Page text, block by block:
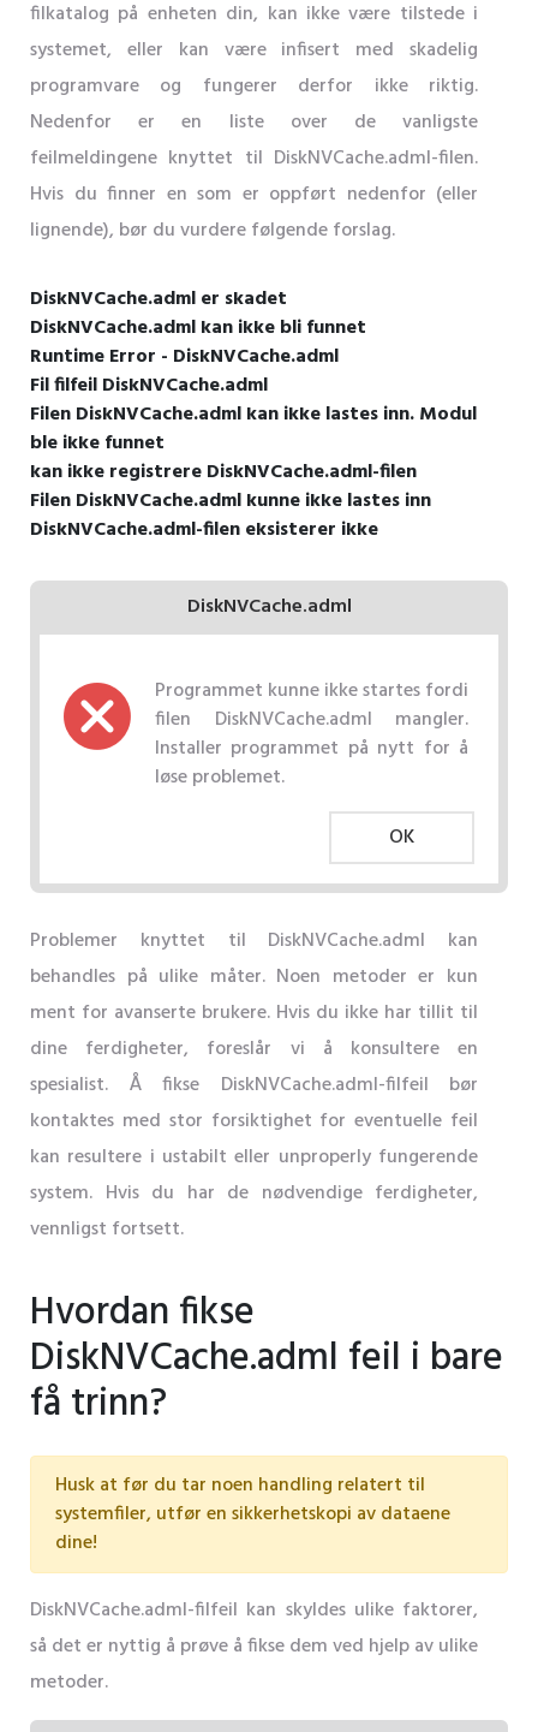
filkatalog på enheten din, kan ikke være tilstede i
systemet, eller kan være infisert med skadelig
programvare og fungerer derfor ikke riktig.
Nedenfor er en liste over de vanligste
feilmeldingene knyttet til DiskNVCache.adml-filen.
Hvis du finner en som er oppført nedenfor (eller
lignende), bør du vurdere følgende forslag.
DiskNVCache.adml er skadet
DiskNVCache.adml kan ikke bli funnet
Runtime Error - DiskNVCache.adml
Fil filfeil DiskNVCache.adml
Filen DiskNVCache.adml kan ikke lastes inn. Modul
ble ikke funnet
kan ikke registrere DiskNVCache.adml-filen
Filen DiskNVCache.adml kunne ikke lastes inn
DiskNVCache.adml-filen eksisterer ikke
DiskNVCache.adml
Programmet kunne ikke startes fordi
filen DiskNVCache.adml mangler.
Installer programmet på nytt for å
løse problemet.
OK
Problemer knyttet til DiskNVCache.adml kan
behandles på ulike måter. Noen metoder er kun
ment for avanserte brukere. Hvis du ikke har tillit til
dine ferdigheter, foreslår vi å konsultere en
spesialist. Å fikse DiskNVCache.adml-filfeil bør
kontaktes med stor forsiktighet for eventuelle feil
kan resultere i ustabilt eller unproperly fungerende
system. Hvis du har de nødvendige ferdigheter,
vennligst fortsett.
Hvordan fikse
DiskNVCache.adml feil i bare
få trinn?
Husk at før du tar noen handling relatert til
systemfiler, utfør en sikkerhetskopi av dataene
dine!
DiskNVCache.adml-filfeil kan skyldes ulike faktorer,
så det er nyttig å prøve å fikse dem ved hjelp av ulike
metoder.